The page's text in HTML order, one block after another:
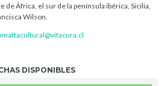
de África, el sur de la península ibérica, Sicilia,
Wilson.
DISPONIBLES